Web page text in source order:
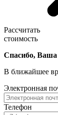
Рассчитать
стоимость
Спасибо, Ваша
В ближайшее
Электронная
Телефон